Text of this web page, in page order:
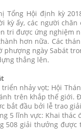
Tổng Hội định kỳ
kỳ ấy, các người
tri được ứng nghiệm
hơn nữa. Các
ngày Sabát
thẳng lên.
nhảy vọt; Hội
trên khắp thế giới.
bắt đầu bởi lễ trao
5 lĩnh vực: Khai thác
508 giải thưởng